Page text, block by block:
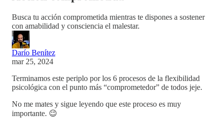
Busca tu acción comprometida mientras te dispones a sostener
con amabilidad y consciencia el malestar.
Darío Benítez
mar 25, 2024
Terminamos este periplo por los 6 procesos de la flexibilidad
psicológica con el punto más “comprometedor” de todos jeje.
No me mates y sigue leyendo que este proceso es muy
importante. 😉